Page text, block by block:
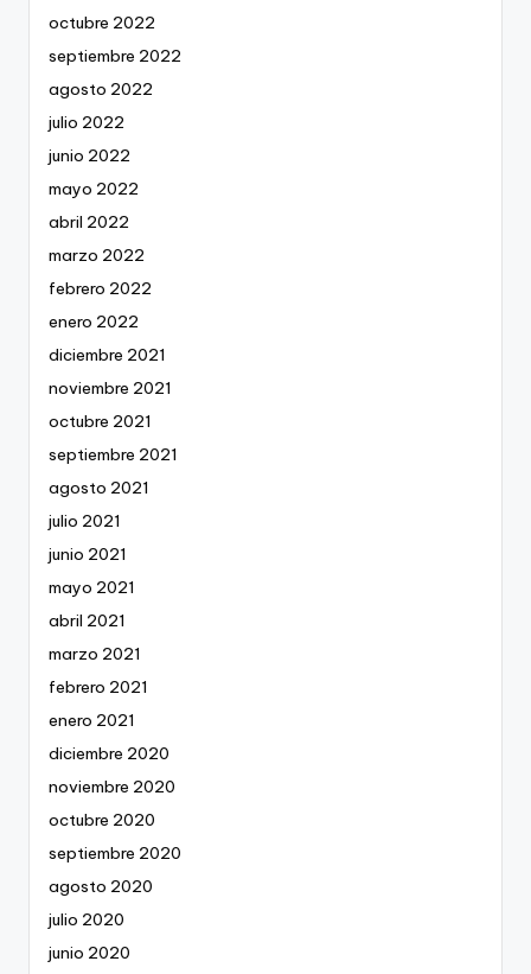
octubre 2022
septiembre 2022
agosto 2022
julio 2022
junio 2022
mayo 2022
abril 2022
marzo 2022
febrero 2022
enero 2022
diciembre 2021
noviembre 2021
octubre 2021
septiembre 2021
agosto 2021
julio 2021
junio 2021
mayo 2021
abril 2021
marzo 2021
febrero 2021
enero 2021
diciembre 2020
noviembre 2020
octubre 2020
septiembre 2020
agosto 2020
julio 2020
junio 2020